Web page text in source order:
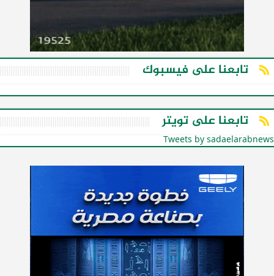
تابعنا على فيسبوك
تابعنا على تويتر
Tweets by sadaelarabnews